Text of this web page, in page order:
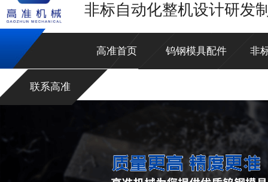
非标自动化整机设计研发
高准首页 钨钢模具配件 非
联系高准